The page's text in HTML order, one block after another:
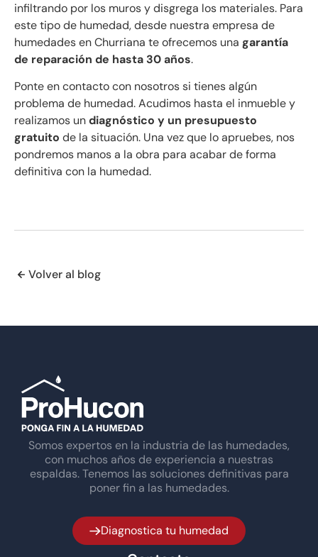
infiltrando por los muros y disgrega los materiales. Para
este tipo de humedad, desde nuestra empresa de
humedades en Churriana te ofrecemos una garantía
de reparación de hasta 30 años.
Ponte en contacto con nosotros si tienes algún
problema de humedad. Acudimos hasta el inmueble y
realizamos undiagnóstico y un presupuesto
gratuito de la situación. Una vez que lo apruebes, nos
pondremos manos a la obra para acabar de forma
definitiva con la humedad.
Volver al blog
Somos expertos en la industria de las humedades,
con muchos años de experiencia a nuestras
espaldas. Tenemos las soluciones definitivas para
poner fin a las humedades.
Diagnostica tu humedad